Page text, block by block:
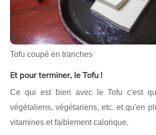
Tofu coupé en tranches
Et pour terminer, le Tofu !
Ce qui est bien avec le Tofu c'est
végétaliens, végétariens, etc. et qu'en
vitamines et faiblement calorique.